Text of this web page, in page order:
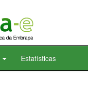
Estatísticas